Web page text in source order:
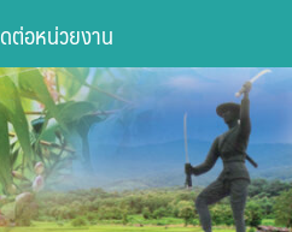
ต่อหน่วยงาน